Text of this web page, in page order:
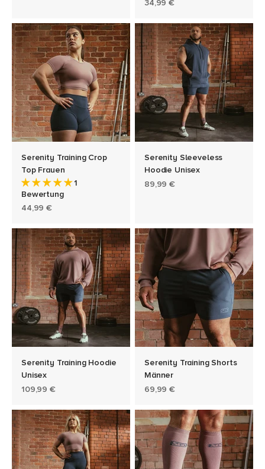
Angebot
34,99 €
Serenity Training Crop
Top Frauen
1
Bewertung
Angebot
44,99 €
Serenity Sleeveless
Hoodie Unisex
Angebot
89,99 €
Serenity Training Hoodie
Unisex
Angebot
109,99 €
Serenity Training Shorts
Männer
Angebot
69,99 €